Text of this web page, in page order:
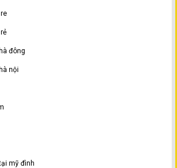
đông
nội
mỹ đình